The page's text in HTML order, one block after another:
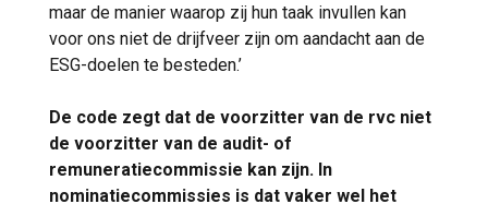
maar de manier waarop zij hun taak invullen kan
voor ons niet de drijfveer zijn om aandacht aan de
ESG-doelen te besteden.’
De code zegt dat de voorzitter van de rvc niet
de voorzitter van de audit- of
remuneratiecommissie kan zijn. In
nominatiecommissies is dat vaker wel het